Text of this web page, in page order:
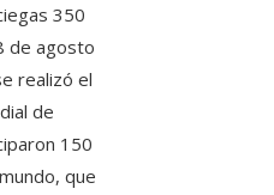
350
de agosto
realizó el
de
150
que